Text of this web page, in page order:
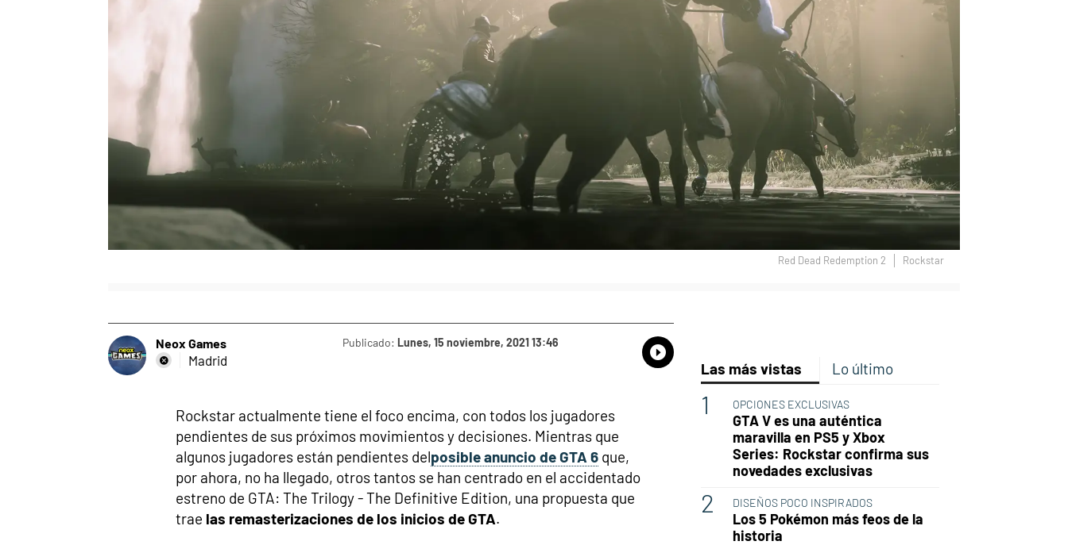
Red Dead Redemption 2 Rockstar
Neox Games
Madrid
Publicado: Lunes, 15 noviembre, 2021 13:46
Whatsapp
Compartir
Rockstar actualmente tiene el foco encima, con todos los jugadores
pendientes de sus próximos movimientos y decisiones. Mientras que
algunos jugadores están pendientes delposible anuncio de GTA 6 que,
por ahora, no ha llegado, otros tantos se han centrado en el accidentado
estreno de GTA: The Trilogy - The Definitive Edition, una propuesta que
trae las remasterizaciones de los inicios de GTA.
Las más vistas Lo último
OPCIONES EXCLUSIVAS
GTA V es una auténtica
maravilla en PS5 y Xbox
Series: Rockstar confirma sus
novedades exclusivas
DISEÑOS POCO INSPIRADOS
Los 5 Pokémon más feos de la
historia